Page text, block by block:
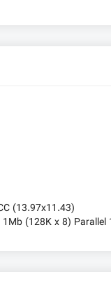
(13.97x11.43)
1Mb (128K x 8)